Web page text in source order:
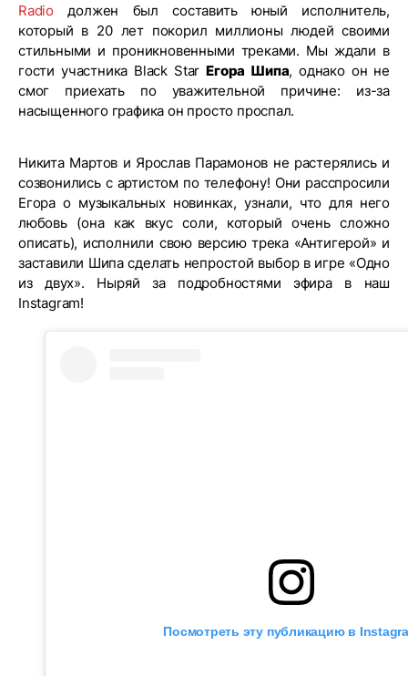
Radio должен был составить юный исполнитель,
который в 20 лет покорил миллионы людей своими
стильными и проникновенными треками. Мы ждали в
гости участника Black StarЕгора Шипа, однако он не
смог приехать по уважительной причине: из-за
насыщенного графика он просто проспал.
Никита Мартов и Ярослав Парамонов не растерялись и
созвонились с артистом по телефону! Они расспросили
Егора о музыкальных новинках, узнали, что для него
любовь (она как вкус соли, который очень сложно
описать), исполнили свою версию трека «Антигерой» и
заставили Шипа сделать непростой выбор в игре «Одно
из двух». Ныряй за подробностями эфира в наш
Instagram!
Посмотреть эту публикацию в